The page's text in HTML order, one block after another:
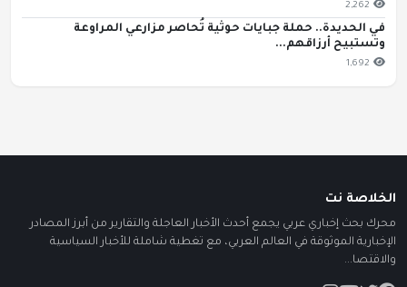
2,262
في الحديدة.. حملة جبايات حوثية تُحاصر مزارعي المراوعة
وتستبيح أرزاقهم...
1,692
الخلاصة نت
محرك بحث إخباري عربي يجمع أحدث الأخبار العاجلة والتقارير من أبرز المصادر
الإخبارية الموثوقة في العالم العربي، مع تغطية شاملة للأخبار السياسية
والاقتصا...